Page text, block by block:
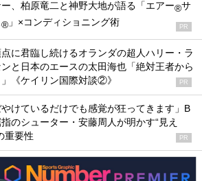
、柏原竜二と神野大地が語る「エアー®サ
® 」×コンディショニング術 PR
に君臨し続けるオランダの超人ハリー・ラ
と日本のエースの太田海也「絶対王者から
《ケイリン国際対談②》
PR
やけているだけでも感覚が狂ってきます」B
のシューター・安藤周人が明かす“見え
重要性
PR